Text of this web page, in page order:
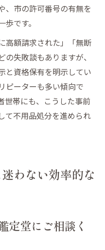
、市の許可番号の有無を
です。
高額請求された」「無断
失敗談もありますが、
と資格保有を明示してい
ピーターも多い傾向で
世帯にも、こうした事前
て不用品処分を進められ
わない効率的な
定堂にご相談く